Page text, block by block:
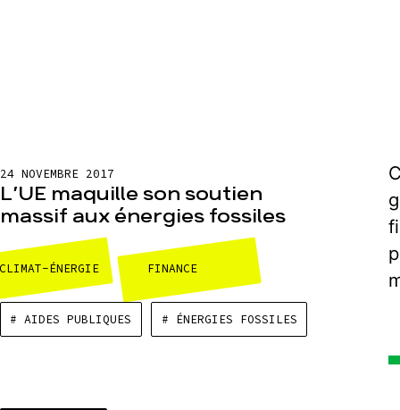
24 NOVEMBRE 2017
L’UE maquille son soutien
massif aux énergies fossiles
ÉNERGIE FINANCE
# AIDES PUBLIQUES # ÉNERGIES FOSSILES